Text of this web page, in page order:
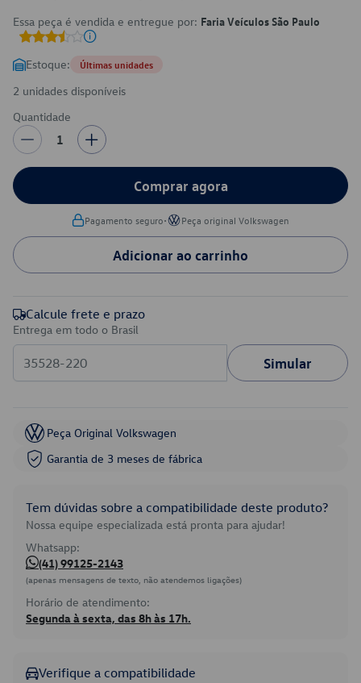
Essa peça é vendida e entregue por: Faria Veículos São Paulo
Estoque: Últimas unidades
2 unidades disponíveis
Quantidade
1
Comprar agora
Pagamento seguro• Peça original Volkswagen
Adicionar ao carrinho
Calcule frete e prazo
Entrega em todo o Brasil
Simular
Peça Original Volkswagen
Garantia de 3 meses de fábrica
Tem dúvidas sobre a compatibilidade deste produto?
Nossa equipe especializada está pronta para ajudar!
Whatsapp:
(41) 99125-2143
(apenas mensagens de texto, não atendemos ligações)
Horário de atendimento:
Segunda à sexta, das 8h às 17h.
Verifique a compatibilidade